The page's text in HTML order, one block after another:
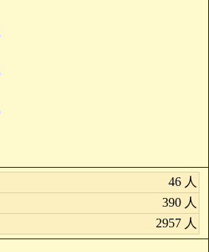
46 人
390 人
2957 人